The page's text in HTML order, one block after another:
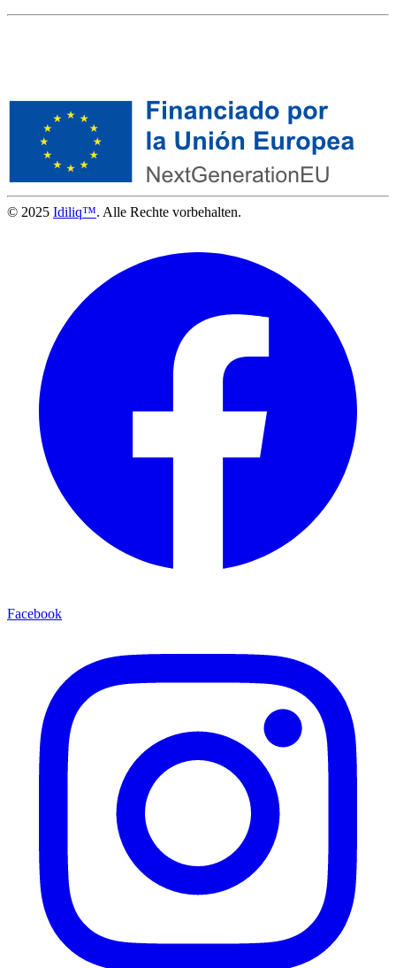
© 2025 Idiliq™. Alle Rechte vorbehalten.
Facebook